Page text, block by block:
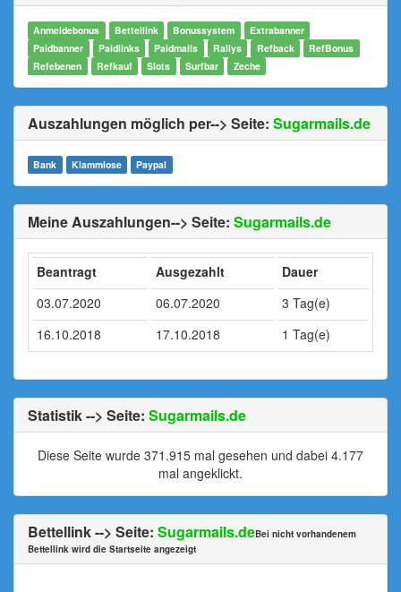
Anmeldebonus Bettellink Bonussystem
Extrabanner
Paidbanner
Paidlinks Paidmails Rallys Refback
RefBonus
Refebenen
Refkauf Slots Surfbar Zeche
Auszahlungen möglich per--> Seite: Sugarmails.de
Bank Klammlose Paypal
Meine Auszahlungen--> Seite: Sugarmails.de
Beantragt Ausgezahlt
Dauer
03.07.2020
06.07.2020
3 Tag(e)
16.10.2018
17.10.2018 1 Tag(e)
Statistik --> Seite: Sugarmails.de
Diese Seite wurde 371.915 mal gesehen und dabei 4.177
mal angeklickt.
Bettellink --> Seite: Sugarmails.deBei nicht vorhandenem
Bettellink wird die Startseite angezeigt